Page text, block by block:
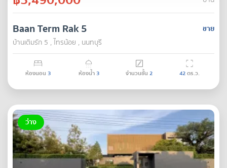
ขาย
Baan Term Rak 5
บ้านเติมรัก 5 , ไทรน้อย , นนทบุรี
ห้องนอน 3 ห้องน้ำ3 จำนวนชั้น 2 42ตร.ว.
ว่าง